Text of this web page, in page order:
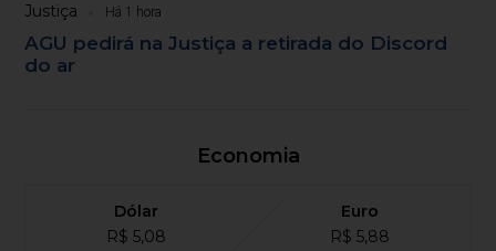
Justiça Há 1 hora
AGU pedirá na Justiça a retirada do Discord
do ar
Economia
Dólar
R$ 5,08
Euro
R$ 5,88